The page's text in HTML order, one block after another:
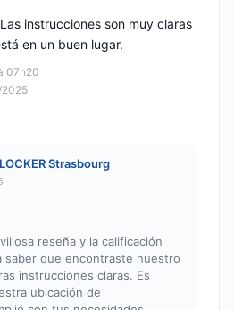
07h20
2025
instrucciones son muy claras
en un buen lugar.
Strasbourg
reseña y la calificación
saber que encontraste nuestro
instrucciones claras. Es
ubicación de